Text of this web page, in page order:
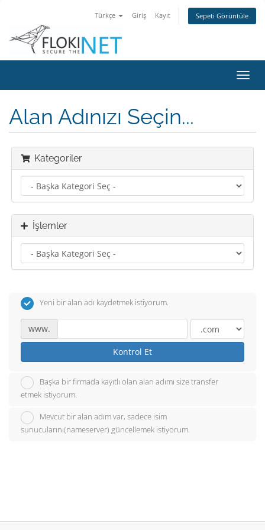
Türkçe Giriş Kayıt Sepeti Görüntüle
Alan Adınızı Seçin...
Kategoriler
İşlemler
Yeni bir alan adı kaydetmek istiyorum.
www.
Kontrol Et
Başka bir firmada kayıtlı olan alan adımı size transfer
etmek istiyorum.
Mevcut bir alan adım var, sadece isim
sunucularını(nameserver) güncellemek istiyorum.